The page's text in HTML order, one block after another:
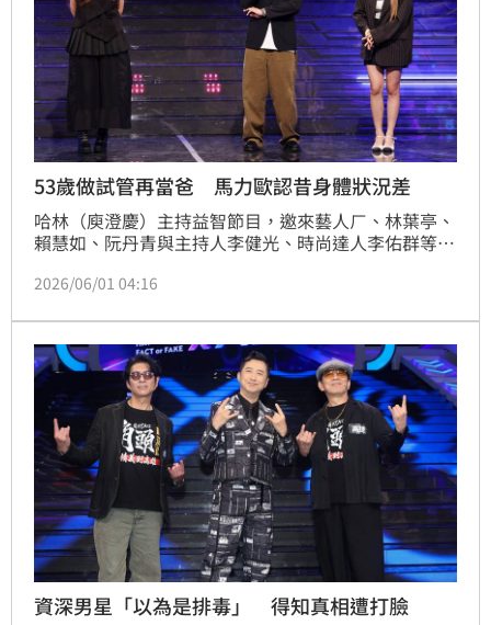
53歲做試管再當爸 馬力歐認昔身體狀況差
哈林（庾澄慶）主持益智節目，邀來藝人ㄏ、林葉亭、
賴慧如、阮丹青與主持人李健光、時尚達人李佑群等同
體質』才備孕」，讓來賓們激烈討論。
2026/06/01 04:16
資深男星「以為是排毒」 得知真相遭打臉